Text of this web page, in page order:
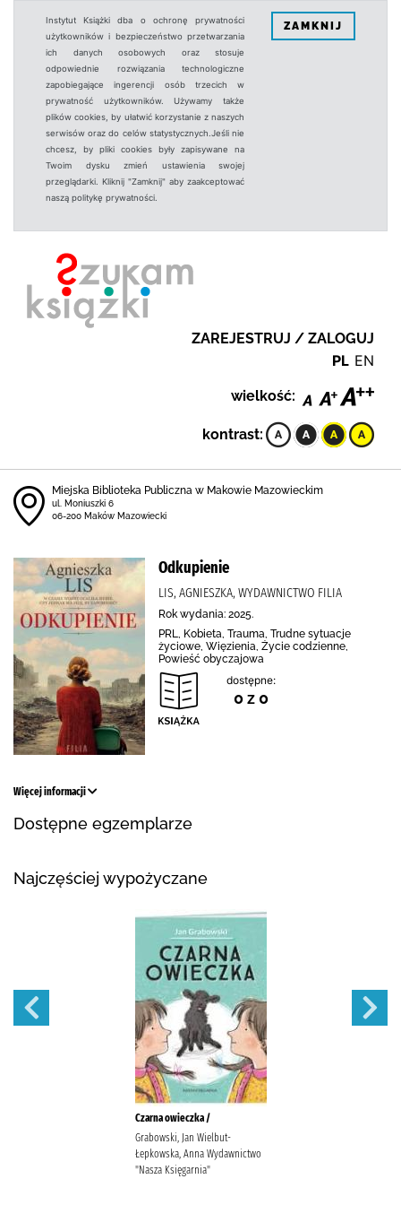
Instytut Książki dba o ochronę prywatności
użytkowników i bezpieczeństwo przetwarzania
ich danych osobowych oraz stosuje
odpowiednie rozwiązania technologiczne
zapobiegające ingerencji osób trzecich w
prywatność użytkowników. Używamy także
plików cookies, by ułatwić korzystanie z naszych
serwisów oraz do celów statystycznych.Jeśli nie
chcesz, by pliki cookies były zapisywane na
Twoim dysku zmień ustawienia swojej
przeglądarki. Kliknij "Zamknij" aby zaakceptować
naszą politykę prywatności.
ZAMKNIJ
ZAREJESTRUJ / ZALOGUJ
PL EN
wielkość:
kontrast:
Miejska Biblioteka Publiczna w Makowie Mazowieckim
ul. Moniuszki 6
06-200 Maków Mazowiecki
Odkupienie
LIS, AGNIESZKA, WYDAWNICTWO FILIA
Rok wydania: 2025.
PRL, Kobieta, Trauma, Trudne sytuacje
życiowe, Więzienia, Życie codzienne,
Powieść obyczajowa
dostępne:
0 z 0
Więcej informacji
Dostępne egzemplarze
Najczęściej wypożyczane
Czarna owieczka /
Grabowski, Jan Wielbut-
Łepkowska, Anna Wydawnictwo
"Nasza Księgarnia"